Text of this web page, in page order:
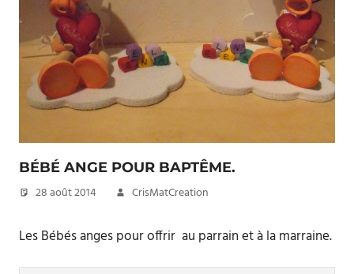
BÉBÉ ANGE POUR BAPTÊME.
28 août 2014 CrisMatCreation
Les Bébés anges pour offrir au parrain et à la marraine.